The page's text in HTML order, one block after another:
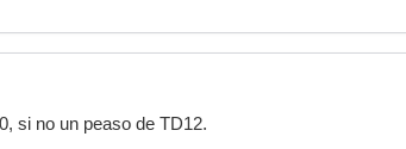
si no un peaso de TD12.